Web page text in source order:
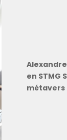
en STMG
métavers